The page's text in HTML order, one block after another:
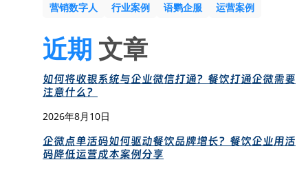
营销数字人
行业案例 语鹦企服 运营案例
近期 文章
如何将收银系统与企业微信打通？餐饮打通企微需要
注意什么？
2026年8月10日
企微点单活码如何驱动餐饮品牌增长？餐饮企业用活
码降低运营成本案例分享